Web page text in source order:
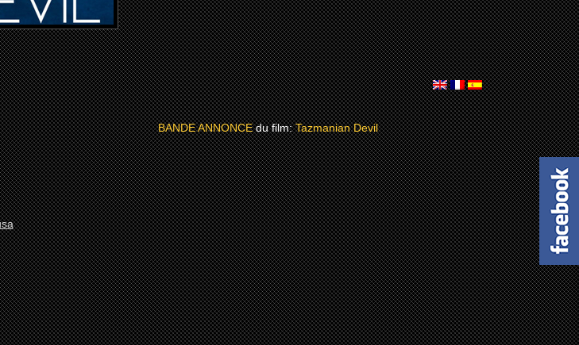
BANDE ANNONCE du film: Tazmanian Devil